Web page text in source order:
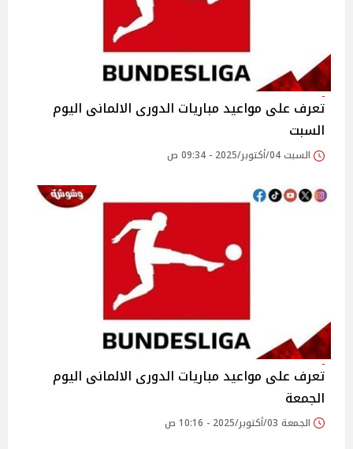
تعرف على مواعيد مباريات الدورى الالمانى اليوم
السبت
السبت 04/أكتوبر/2025 - 09:34 ص
تعرف على مواعيد مباريات الدورى الالمانى اليوم
الجمعة
الجمعة 03/أكتوبر/2025 - 10:16 ص